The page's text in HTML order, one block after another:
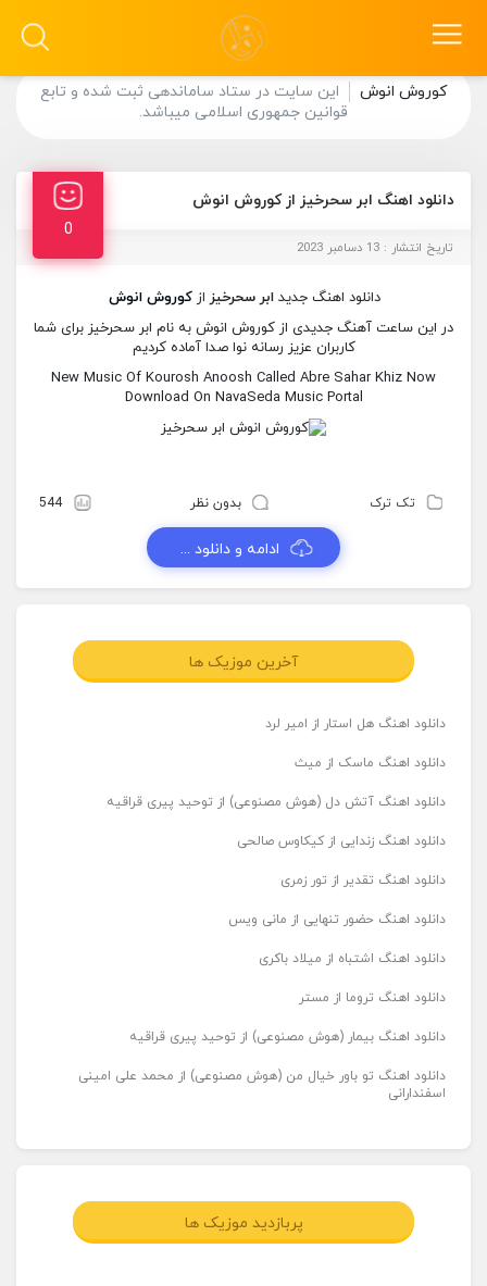
کوروش انوش
این سایت در ستاد ساماندهی ثبت شده و تابع
قوانین جمهوری اسلامی میباشد.
دانلود اهنگ ابر سحرخیز از کوروش انوش
0
تاریخ انتشار : 13 دسامبر 2023
دانلود اهنگ جدید ابر سحرخیز از کوروش انوش
در این ساعت آهنگ جدیدی از کوروش انوش به نام ابر سحرخیز برای شما
کاربران عزیز رسانه نوا صدا آماده کردیم
New Music Of Kourosh Anoosh Called Abre Sahar Khiz Now
Download On NavaSeda Music Portal
تک ترک بدون نظر 544
ادامه و دانلود ...
آخرین موزیک ها
دانلود اهنگ هل استار از امیر لرد
دانلود اهنگ ماسک از میث
دانلود اهنگ آتش دل (هوش مصنوعی) از توحید پیری قراقیه
دانلود اهنگ زندایی از کیکاوس صالحی
دانلود اهنگ تقدیر از تور زمری
دانلود اهنگ حضور تنهایی از مانی ویس
دانلود اهنگ اشتباه از میلاد باکری
دانلود اهنگ تروما از مستر
دانلود اهنگ بیمار (هوش مصنوعی) از توحید پیری قراقیه
دانلود اهنگ تو باور خیال من (هوش مصنوعی) از محمد علی امینی
اسفندارانی
پربازدید موزیک ها